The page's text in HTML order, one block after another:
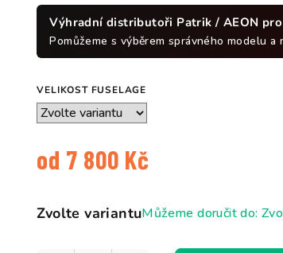
Výhradní distributoři Patrik / AEON pro
Pomůžeme s výběrem správného modelu a
VELIKOST FUSELAGE
od 7 800 Kč
cena:
Zvolte variantuMůžeme doručit do: